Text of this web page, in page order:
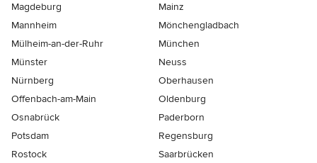
Magdeburg
Mainz
Mannheim
Mönchen­gladbach
Mülheim-an-der-Ruhr
München
Münster
Neuss
Nürnberg
Oberhausen
Offenbach-am-Main
Oldenburg
Osnabrück
Paderborn
Potsdam
Regensburg
Rostock
Saarbrücken